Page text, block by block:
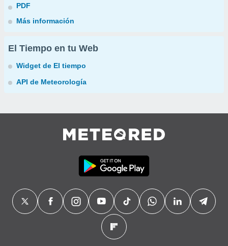
PDF
Más información
El Tiempo en tu Web
Widget de El tiempo
API de Meteorología